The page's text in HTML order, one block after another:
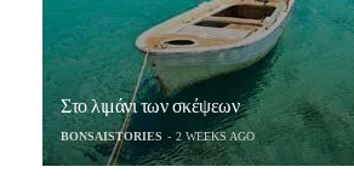
Στο λιμάνι των σκέψεων
BONSAISTORIES 2 WEEKS AGO